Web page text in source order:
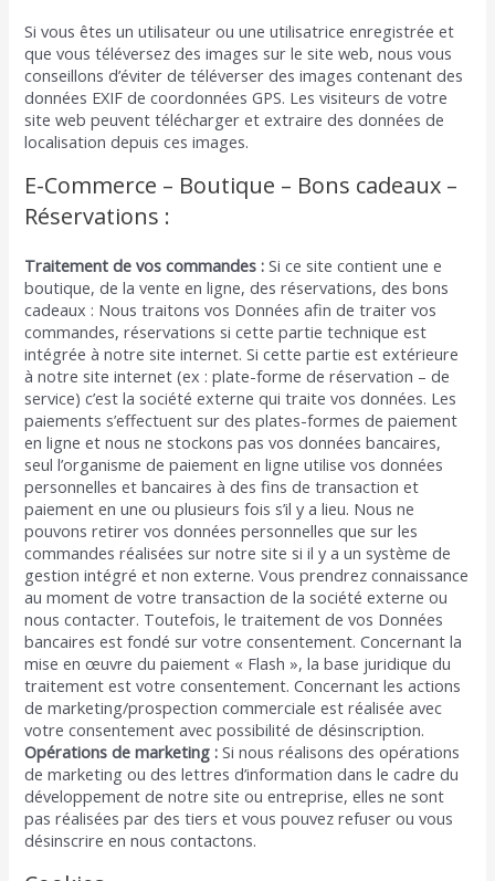
Si vous êtes un utilisateur ou une utilisatrice enregistrée et
que vous téléversez des images sur le site web, nous vous
conseillons d’éviter de téléverser des images contenant des
données EXIF de coordonnées GPS. Les visiteurs de votre
site web peuvent télécharger et extraire des données de
localisation depuis ces images.
E-Commerce – Boutique – Bons cadeaux –
Réservations :
Traitement de vos commandes : Si ce site contient une e
boutique, de la vente en ligne, des réservations, des bons
cadeaux : Nous traitons vos Données afin de traiter vos
commandes, réservations si cette partie technique est
intégrée à notre site internet. Si cette partie est extérieure
à notre site internet (ex : plate-forme de réservation – de
service) c’est la société externe qui traite vos données. Les
paiements s’effectuent sur des plates-formes de paiement
en ligne et nous ne stockons pas vos données bancaires,
seul l’organisme de paiement en ligne utilise vos données
personnelles et bancaires à des fins de transaction et
paiement en une ou plusieurs fois s’il y a lieu. Nous ne
pouvons retirer vos données personnelles que sur les
commandes réalisées sur notre site si il y a un système de
gestion intégré et non externe. Vous prendrez connaissance
au moment de votre transaction de la société externe ou
nous contacter. Toutefois, le traitement de vos Données
bancaires est fondé sur votre consentement. Concernant la
mise en œuvre du paiement « Flash », la base juridique du
traitement est votre consentement. Concernant les actions
de marketing/prospection commerciale est réalisée avec
votre consentement avec possibilité de désinscription.
Opérations de marketing : Si nous réalisons des opérations
de marketing ou des lettres d’information dans le cadre du
développement de notre site ou entreprise, elles ne sont
pas réalisées par des tiers et vous pouvez refuser ou vous
désinscrire en nous contactons.